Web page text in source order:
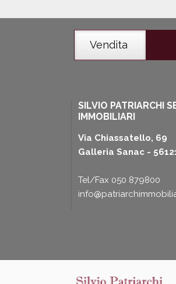
Vendita
SILVIO PATRIARCHI
IMMOBILIARI
Via Chiassatello, 69
Galleria Sanac -
Tel/Fax 050 879800